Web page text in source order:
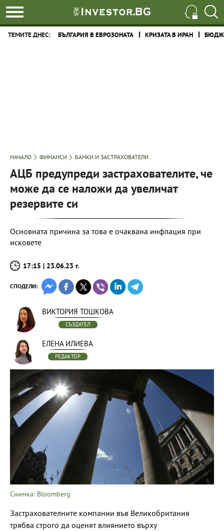
ТЕМИТЕ ДНЕС: БЪЛГАРИЯ В ЕВРОЗОНАТА КРИЗАТА В ИРАН
НАЧАЛО ФИНАНСИ БАНКИ И ЗАСТРАХОВАТЕЛИ
АЦБ предупреди застрахователите, че
може да се наложи да увеличат
резервите си
Основната причина за това е очаквана инфлация при
исковете
17:15 | 23.06.23 г.
СПОДЕЛИ:
ВИКТОРИЯ ТОШКОВА
СЪЗДАТЕЛ
ЕЛЕНА ИЛИЕВА
РЕДАКТОР
Снимка: Bloomberg
Застрахователните компании във Великобритания
трябва строго да оценят влиянието върху